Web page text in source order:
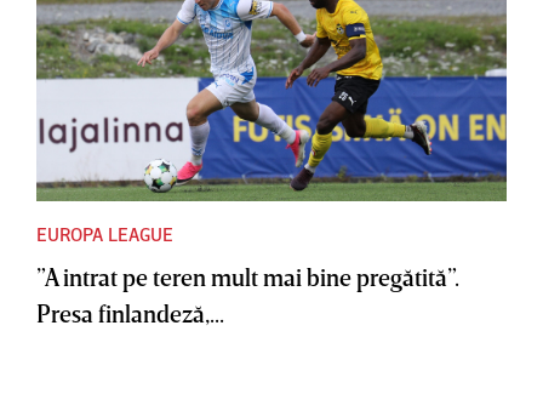
EUROPA LEAGUE
”A intrat pe teren mult mai bine pregătită”.
Presa finlandeză,...